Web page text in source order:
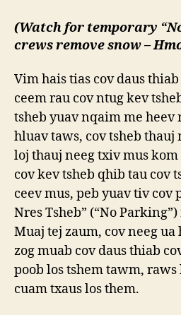
(Watch for temporary
crews remove snow –
Vim hais tias cov daus
ceem rau cov ntug kev
tsheb yuav nqaim me heev
hluav taws, cov tsheb thauj
loj thauj neeg txiv mus
cov kev tsheb qhib tau cov
ceev mus, peb yuav tiv cov
Nres Tsheb” (“No
Muaj tej zaum, cov neeg
zog muab cov daus thiab
poob los tshem tawm,
cuam txaus los them.